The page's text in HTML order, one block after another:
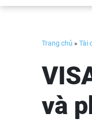
Trang chủ » Tài
và